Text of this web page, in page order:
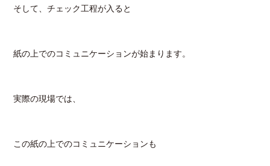
そして、チェック工程が入ると
紙の上でのコミュニケーションが始まります。
実際の現場では、
この紙の上でのコミュニケーションも